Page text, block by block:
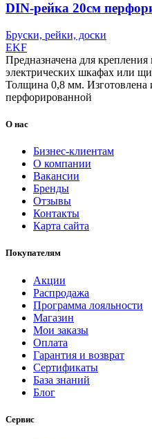
DIN-рейка 20см
Бруски, рейки, доски
EKF
Предназначена для
электрических шкафах или
Толщина 0,8 мм. Изготовлена
перфорированной
О нас
Бизнес-клиентам
О компании
Вакансии
Бренды
Отзывы
Контакты
Карта сайта
Покупателям
Акции
Распродажа
Программа лояльности
Магазин
Мои заказы
Оплата
Гарантия и возврат
Сертификаты
База знаний
Блог
Сервис